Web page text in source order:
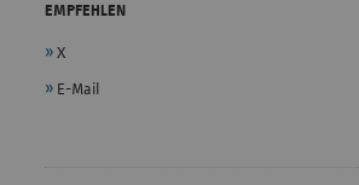
EMPFEHLEN
X
E-Mail